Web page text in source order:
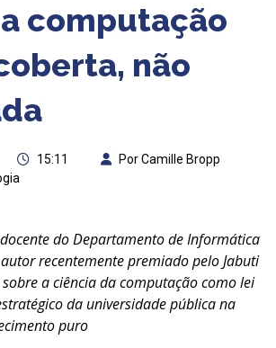
computação
não
15:11
Por Camille Bropp
do Departamento de Informática
recentemente premiado pelo Jabuti
a ciência da computação como lei
da universidade pública na
puro